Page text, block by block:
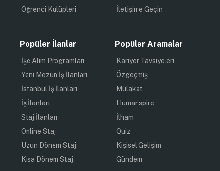
Öğrenci Kulüpleri
İletişime Geçin
Popüler İlanlar
İşe Alım Programları
Yeni Mezun İş İlanları
İstanbul İş İlanları
İş İlanları
Staj İlanları
Online Staj
Uzun Dönem Staj
Kısa Dönem Staj
Popüler Aramalar
Kariyer Tavsiyeleri
Özgeçmiş
Mülakat
Humanspire
İlham
Quiz
Kişisel Gelişim
Gündem